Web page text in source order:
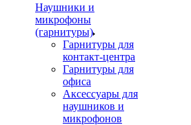
Наушники и
микрофоны
(гарнитуры)
Гарнитуры для
контакт-центра
Гарнитуры для
офиса
Аксессуары для
наушников и
микрофонов